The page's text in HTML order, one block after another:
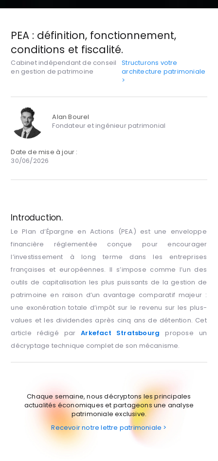
PEA : définition, fonctionnement,
conditions et fiscalité.
Cabinet indépendant de conseil
en gestion de patrimoine
Structurons votre
architecture patrimoniale
>
Alan Bourel
Fondateur et ingénieur patrimonial
Date de mise à jour :
30/06/2026
Introduction.
Le Plan d’Épargne en Actions (PEA) est une enveloppe
financière réglementée conçue pour encourager
l’investissement à long terme dans les entreprises
françaises et européennes. Il s’impose comme l’un des
outils de capitalisation les plus puissants de la gestion de
patrimoine en raison d’un avantage comparatif majeur :
une exonération totale d’impôt sur le revenu sur les plus-
values et les dividendes après cinq ans de détention. Cet
article rédigé parArkefact Stratsbourg propose un
décryptage technique complet de son mécanisme.
Chaque semaine, nous décryptons les principales
actualités économiques et partageons une analyse
patrimoniale exclusive.
Recevoir notre lettre patrimoniale >